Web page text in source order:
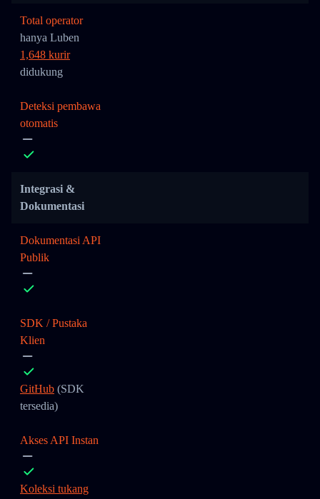
Total operator
hanya Luben
1,648 kurir
didukung
Deteksi pembawa
otomatis
Integrasi &
Dokumentasi
Dokumentasi API
Publik
SDK / Pustaka
Klien
GitHub (SDK
tersedia)
Akses API Instan
Koleksi tukang